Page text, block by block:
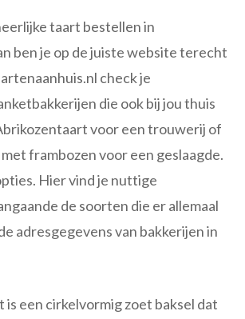
taart bestellen in
ben je op de juiste website terecht
check je
die ook bij jou thuis
voor een trouwerij of
frambozen voor een geslaagde.
Hier vind je nuttige
de soorten die er allemaal
adresgegevens van bakkerijen in
is een cirkelvormig zoet baksel dat